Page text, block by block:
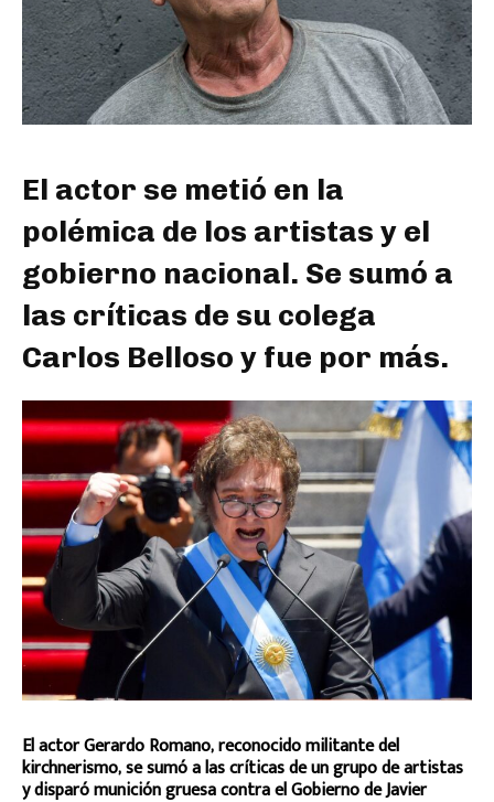
El actor se metió en la
polémica de los artistas y el
gobierno nacional. Se sumó a
las críticas de su colega
Carlos Belloso y fue por más.
El actor Gerardo Romano, reconocido militante del
kirchnerismo, se sumó a las críticas de un grupo de artistas
y disparó munición gruesa contra el Gobierno de Javier